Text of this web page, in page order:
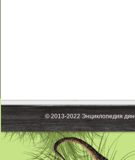
© 2013-2022 Энциклопедия